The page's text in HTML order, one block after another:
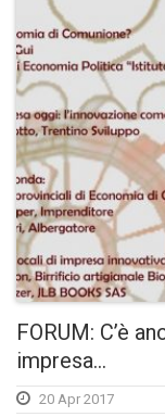
FORUM: C’è
impresa…
20 Apr 2017